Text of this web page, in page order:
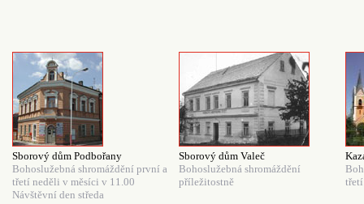
Sborový dům Podbořany
Bohoslužebná shromáždění první a
třetí neděli v měsíci v 11.00
Návštěvní den středa
Sborový dům Valeč
Bohoslužebná shromáždění
příležitostně